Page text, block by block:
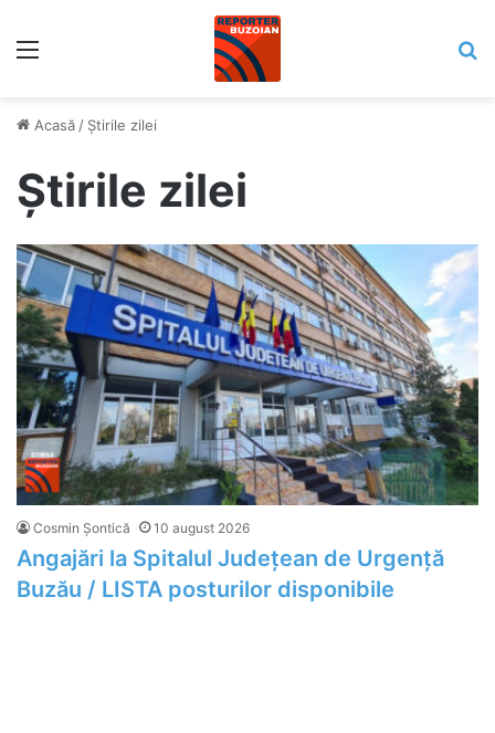
Acasă / Știrile zilei
Știrile zilei
Cosmin Șontică 10 august 2026
Angajări la Spitalul Județean de Urgență
Buzău / LISTA posturilor disponibile